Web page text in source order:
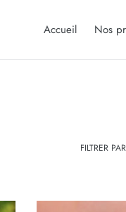
Accueil Nos
FILTRER PAR